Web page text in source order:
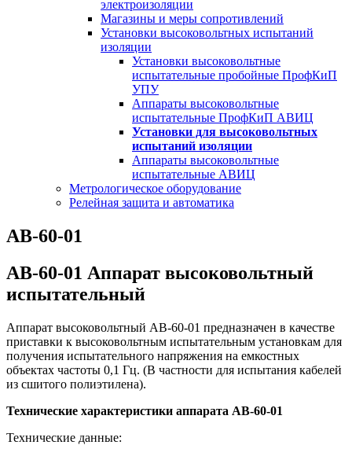
электроизоляции
Магазины и меры сопротивлений
Установки высоковольтных испытаний
изоляции
Установки высоковольтные
испытательные пробойные ПрофКиП
УПУ
Аппараты высоковольтные
испытательные ПрофКиП АВИЦ
Установки для высоковольтных
испытаний изоляции
Аппараты высоковольтные
испытательные АВИЦ
Метрологическое оборудование
Релейная защита и автоматика
АВ-60-01
АВ-60-01 Аппарат высоковольтный
испытательный
Аппарат высоковольтный АВ-60-01 предназначен в качестве
приставки к высоковольтным испытательным установкам для
получения испытательного напряжения на емкостных
объектах частоты 0,1 Гц. (В частности для испытания кабелей
из сшитого полиэтилена).
Технические характеристики аппарата АВ-60-01
Технические данные: